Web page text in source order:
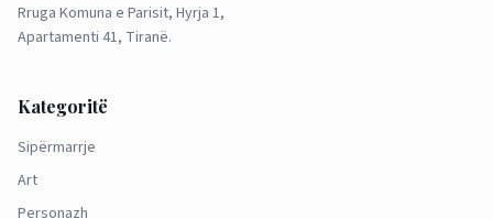
Rruga Komuna e Parisit, Hyrja 1,
Apartamenti 41, Tiranë.
Kategoritë
Sipërmarrje
Art
Personazh